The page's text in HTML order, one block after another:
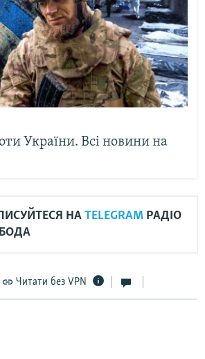
України. Всі новини на
НА TELEGRAM РАДІО
Читати без VPN